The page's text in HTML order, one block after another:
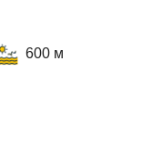
600 м